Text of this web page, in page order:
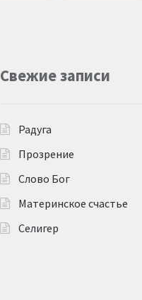
Свежие записи
Радуга
Прозрение
Слово Бог
Материнское счастье
Селигер